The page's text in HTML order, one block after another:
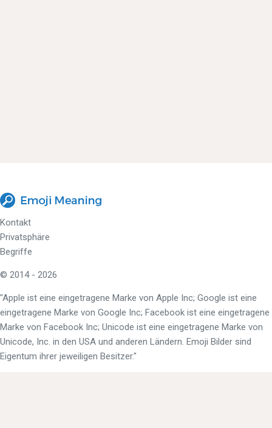
Kontakt
Privatsphäre
Begriffe
© 2014 - 2026
"Apple ist eine eingetragene Marke von Apple Inc; Google ist eine
eingetragene Marke von Google Inc; Facebook ist eine eingetragene
Marke von Facebook Inc; Unicode ist eine eingetragene Marke von
Unicode, Inc. in den USA und anderen Ländern. Emoji Bilder sind
Eigentum ihrer jeweiligen Besitzer."